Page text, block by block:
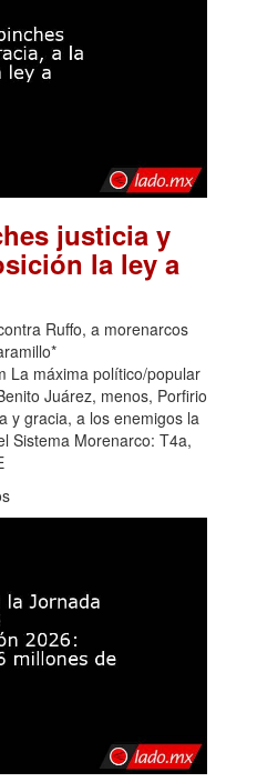
justicia y
la ley a
Ruffo, a morenarcos
La máxima político/popular
Juárez, menos, Porfirio
y gracia, a los enemigos la
Sistema Morenarco: T4a,